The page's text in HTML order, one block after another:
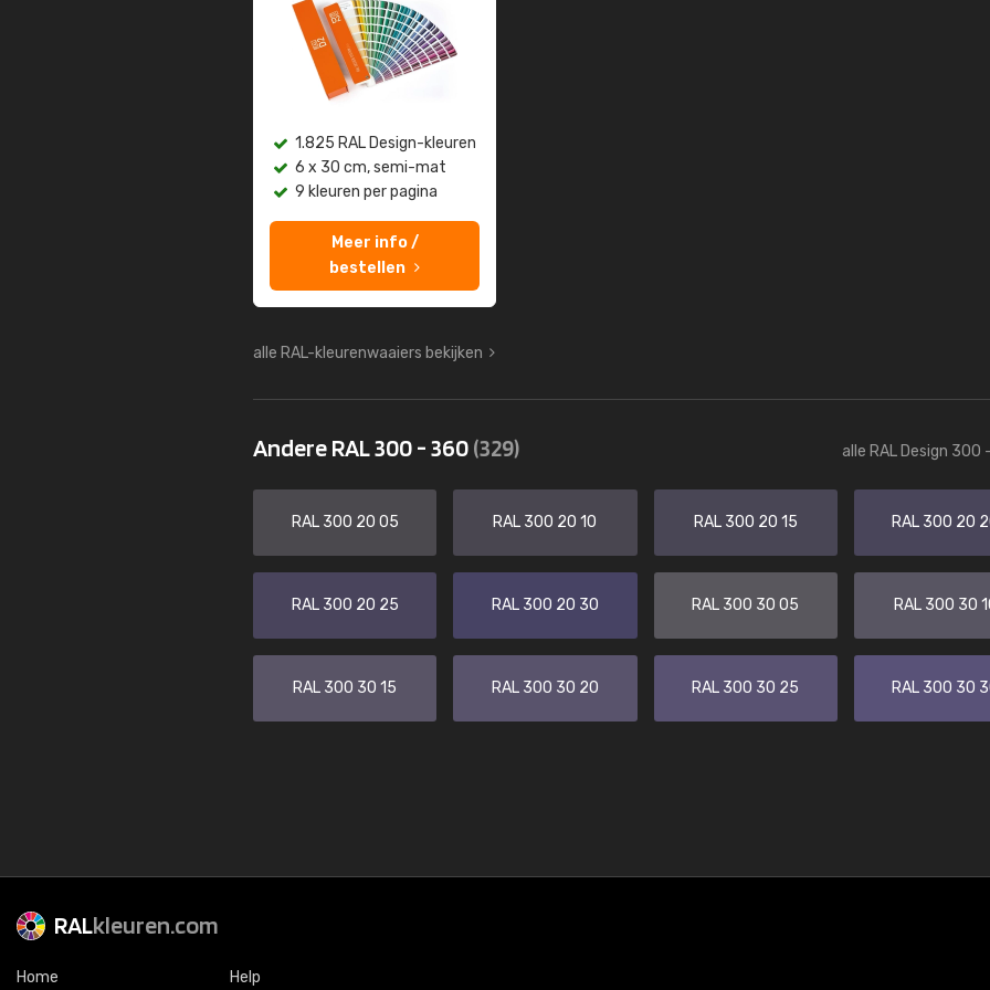
1.825 RAL Design-kleuren
6 x 30 cm, semi-mat
9 kleuren per pagina
Meer info /
bestellen
alle RAL-kleurenwaaiers bekijken
Andere RAL 300 - 360(329) alle RAL Design 300
RAL 300 20 05 RAL 300 20 10 RAL 300 20 15 RAL 300 20
RAL 300 20 25 RAL 300 20 30 RAL 300 30 05 RAL 300 30
RAL 300 30 15 RAL 300 30 20 RAL 300 30 25 RAL 300 30
RALkleuren.com
Home Help